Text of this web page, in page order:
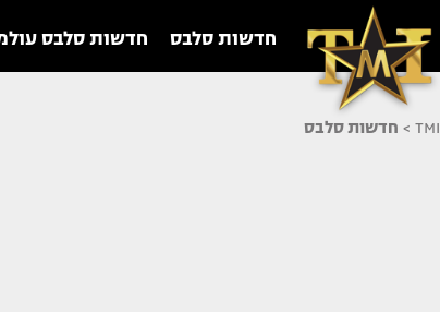
חדשות סלבס חדשות סלבס
TMI
> חדשות סלבס